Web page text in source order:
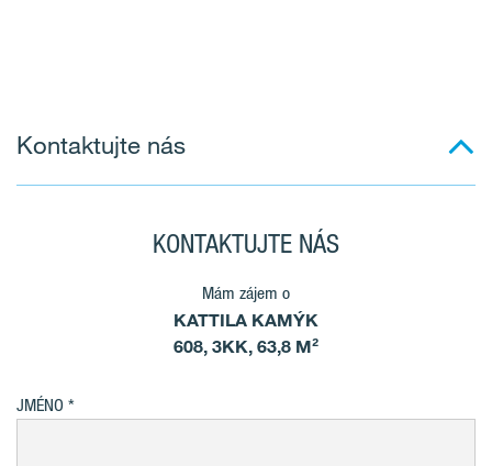
Kontaktujte nás
KONTAKTUJTE NÁS
Mám zájem o
KATTILA KAMÝK
608, 3KK, 63,8 M²
JMÉNO